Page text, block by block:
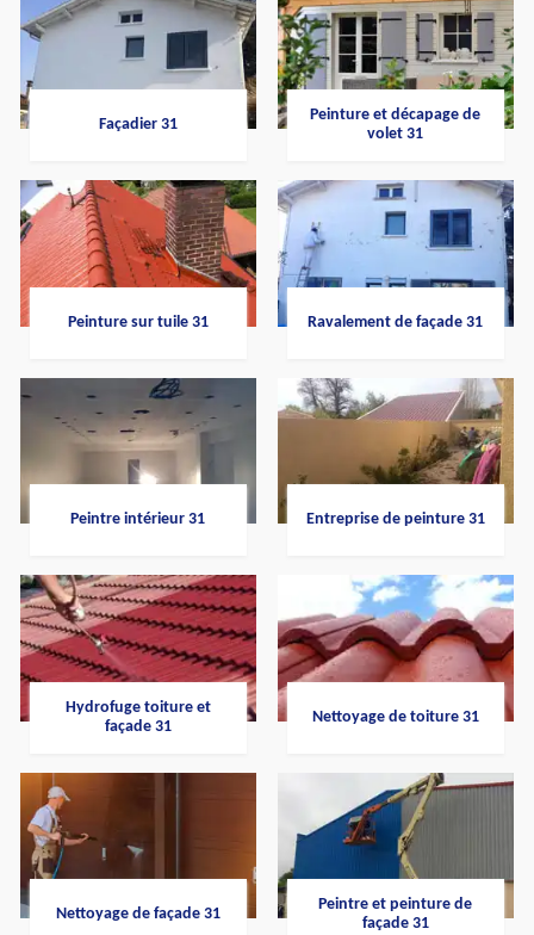
Façadier 31
Peinture et décapage de
volet 31
Peinture sur tuile 31 Ravalement de façade 31
Peintre intérieur 31 Entreprise de peinture 31
Hydrofuge toiture et
façade 31
Nettoyage de toiture 31
Nettoyage de façade 31
Peintre et peinture de
façade 31